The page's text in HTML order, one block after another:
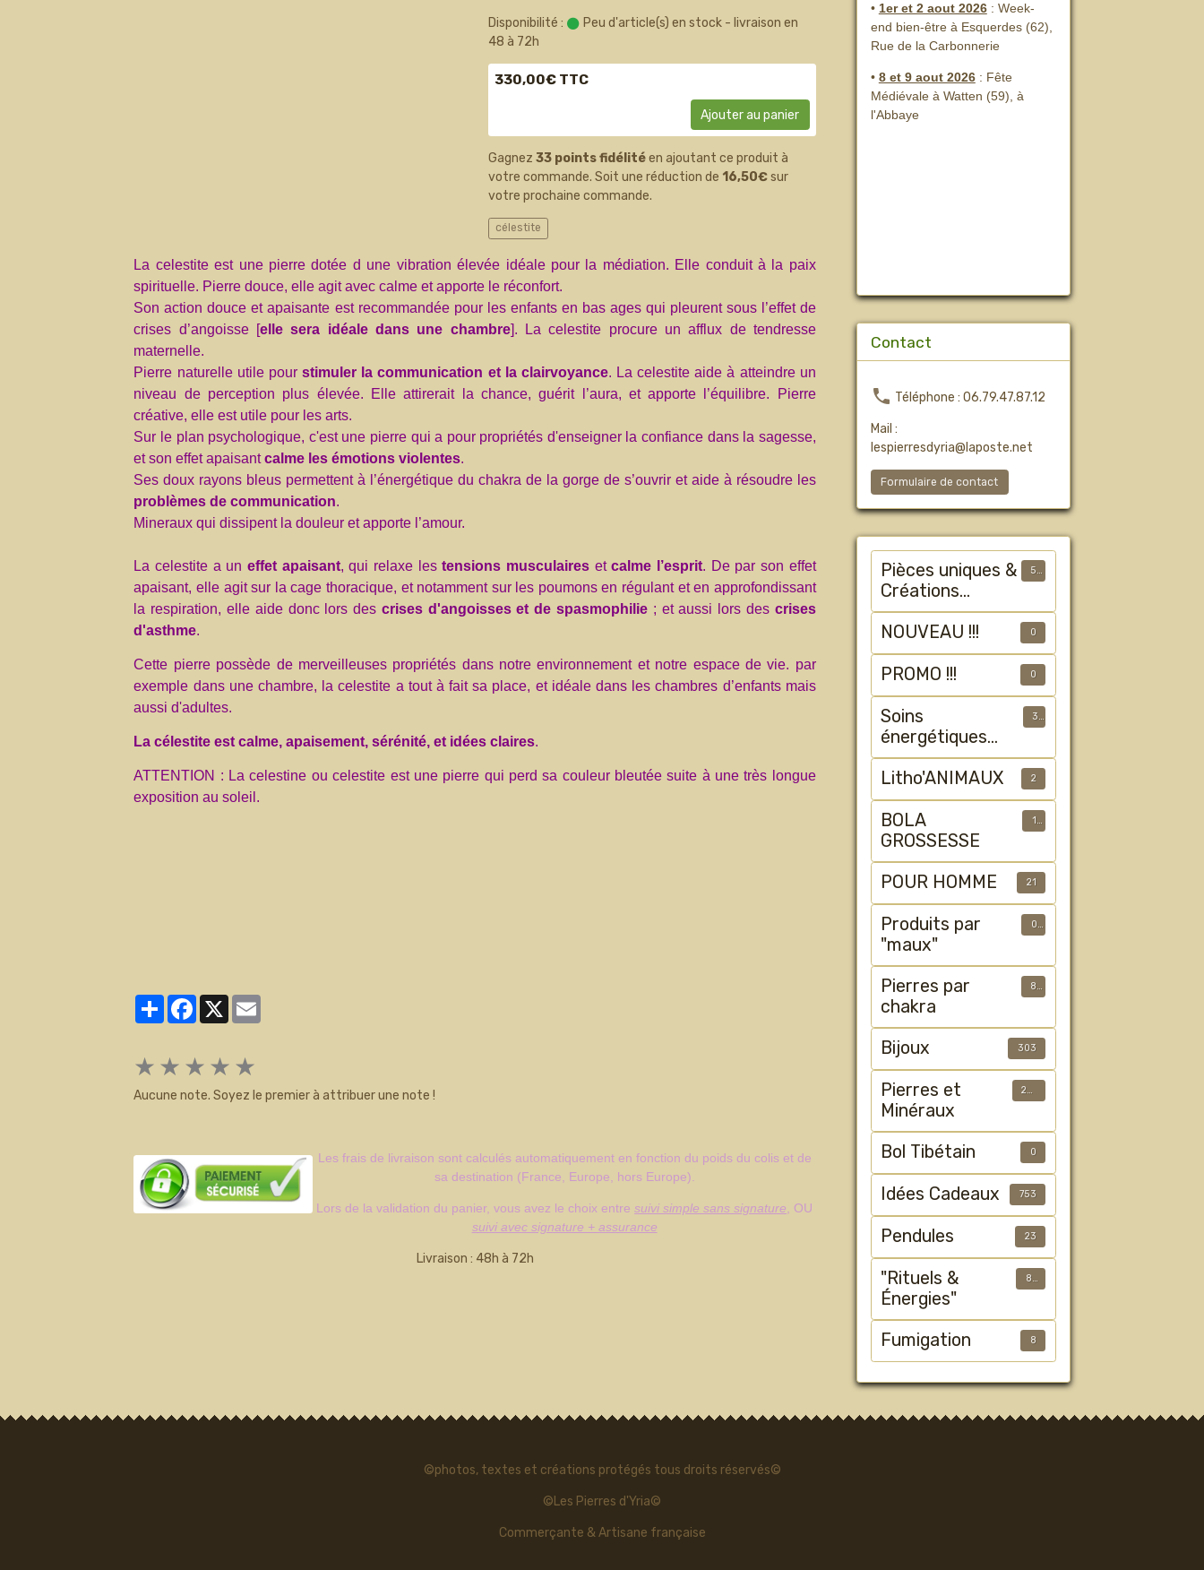
Disponibilité :
Peu d'article(s) en stock - livraison en
48 à 72h
330,00€ TTC
Ajouter au panier
Gagnez33 points fidélitéen ajoutant ce produit à
votre commande. Soit une réduction de 16,50€sur
votre prochaine commande.
célestite
La celestite est une pierre dotée d une vibration élevée idéale pour la médiation. Elle conduit à la paix
spirituelle. Pierre douce, elle agit avec calme et apporte le réconfort.
Son action douce et apaisante est recommandée pour les enfants en bas ages qui pleurent sous l’effet de
crises d’angoisse [elle sera idéale dans une chambre]. La celestite procure un afflux de tendresse
maternelle.
Pierre naturelle utile pourstimuler la communication et la clairvoyance. La celestite aide à atteindre un
niveau de perception plus élevée. Elle attirerait la chance, guérit l’aura, et apporte l’équilibre. Pierre
créative, elle est utile pour les arts.
Sur le plan psychologique, c'est une pierre qui a pour propriétés d'enseigner la confiance dans la sagesse,
et son effet apaisantcalme les émotions violentes.
Ses doux rayons bleus permettent à l’énergétique du chakra de la gorge de s’ouvrir et aide à résoudre les
problèmes de communication.
Mineraux qui dissipent la douleur et apporte l’amour.
La celestite a uneffet apaisant, qui relaxe lestensions musculaires etcalme l’esprit. De par son effet
apaisant, elle agit sur la cage thoracique, et notamment sur les poumons en régulant et en approfondissant
la respiration, elle aide donc lors des crises d'angoisses et de spasmophilie ; et aussi lors des crises
d'asthme.
Cette pierre possède de merveilleuses propriétés dans notre environnement et notre espace de vie. par
exemple dans une chambre, la celestite a tout à fait sa place, et idéale dans les chambres d’enfants mais
aussi d'adultes.
La célestite est calme, apaisement, sérénité, et idées claires.
ATTENTION : La celestine ou celestite est une pierre qui perd sa couleur bleutée suite à une très longue
exposition au soleil.
PartagerFacebook
X
★ ★ ★ ★ ★
Aucune note. Soyez le premier à attribuer une note !
Les frais de livraison sont calculés automatiquement en fonction du poids du colis et de
sa destination (France, Europe, hors Europe).
Lors de la validation du panier, vous avez le choix entresuivi simple sans signature, OU
suivi avec signature + assurance
Livraison : 48h à 72h
• 1er et 2 aout 2026: Week-
end bien-être à Esquerdes (62),
Rue de la Carbonnerie
• 8 et 9 aout 2026: Fête
Médiévale à Watten (59), à
l'Abbaye
Contact
Téléphone : 06.79.47.87.12
Mail :
lespierresdyria@laposte.net
Formulaire de contact
Pièces uniques &
Créations
Artisanales
50
NOUVEAU !!! 0
PROMO !!! 0
Soins
énergétiques
animalier
3
Litho'ANIMAUX 2
BOLA
GROSSESSE
1
POUR HOMME 21
Produits par
"maux"
0
Pierres par
chakra
8
Bijoux 303
Pierres et
Minéraux
233
Bol Tibétain 0
Idées Cadeaux 753
Pendules 23
"Rituels &
Énergies"
89
Fumigation 8
©photos, textes et créations protégés tous droits réservés©
©Les Pierres d'Yria©
Commerçante & Artisane française